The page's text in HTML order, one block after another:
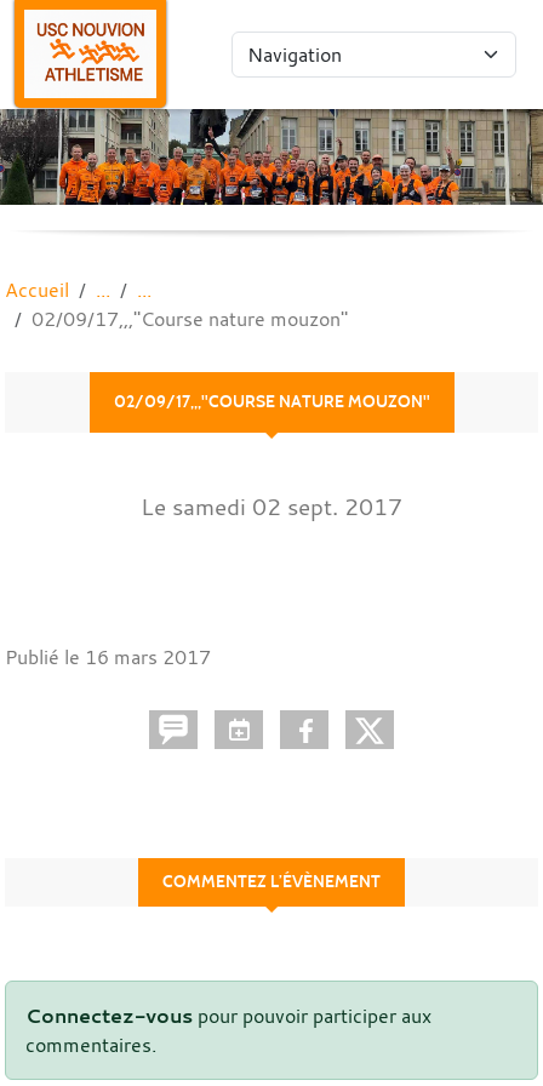
Accueil
02/09/17,,,"Course nature mouzon"
02/09/17,,,"COURSE NATURE MOUZON"
Le samedi 02 sept. 2017
Publié le 16 mars 2017
COMMENTEZ L’ÉVÈNEMENT
Connectez-vous pour pouvoir participer aux
commentaires.
Panneau de gestion des cookies